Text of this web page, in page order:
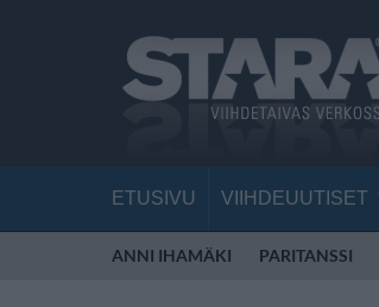
ETUSIVU VIIHDEUUTISET
ANNI IHAMÄKI PARITANSSI